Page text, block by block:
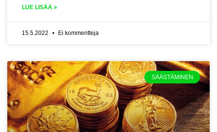
LUE LISÄÄ »
15.5.2022 Ei kommentteja
SÄÄSTÄMINEN